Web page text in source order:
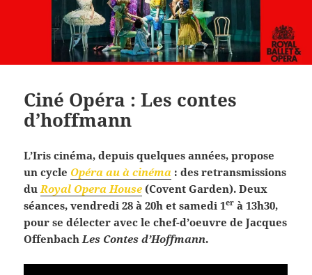
Ciné Opéra : Les contes
d’hoffmann
L’Iris cinéma, depuis quelques années, propose
un cycle Opéra au à cinéma : des retransmissions
du Royal Opera House (Covent Garden). Deux
séances, vendredi 28 à 20h et samedi 1er à 13h30,
pour se délecter avec le chef-d’oeuvre de Jacques
Offenbach Les Contes d’Hoffmann.